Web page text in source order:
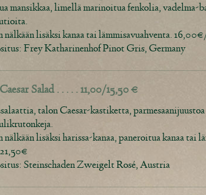
mansikkaa, limellä marinoitua fenkolia, vadelma-
nälkään lisäksi kanaa tai lämmisavuahventa.
Frey Katharinenhof Pinot Gris, Germany
Salad . . . . . 11,00/15,50 €
talon Caesar-kastiketta,
nälkään lisäksi harissa-kanaa, paneroitua kanaa tai
Steinschaden Zweigelt Rosé, Austria